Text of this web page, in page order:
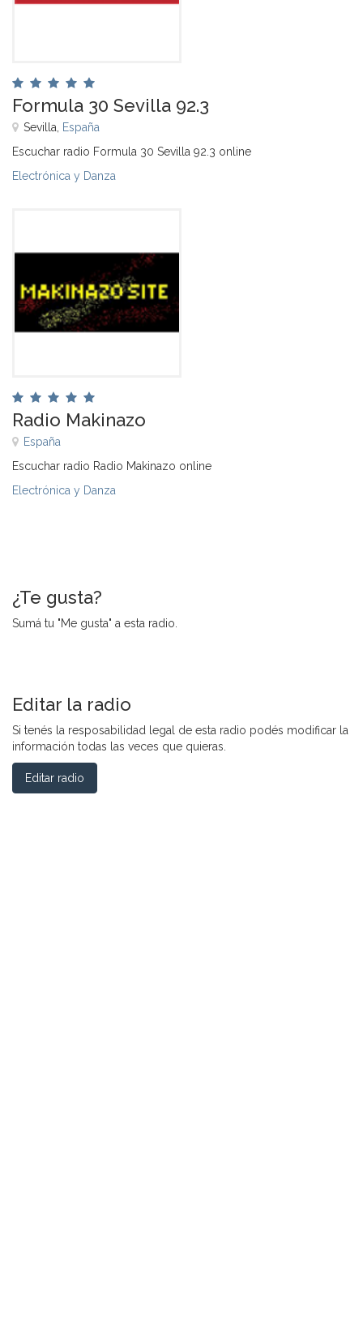
Formula 30 Sevilla 92.3
Sevilla, España
Escuchar radio Formula 30 Sevilla 92.3 online
Electrónica y Danza
Radio Makinazo
España
Escuchar radio Radio Makinazo online
Electrónica y Danza
¿Te gusta?
Sumá tu "Me gusta" a esta radio.
Editar la radio
Si tenés la resposabilidad legal de esta radio podés modificar la
información todas las veces que quieras.
Editar radio